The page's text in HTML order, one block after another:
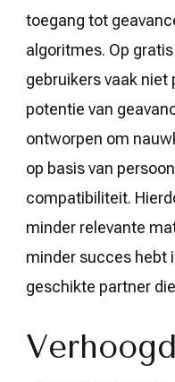
toegang tot
algoritmes. Op
gebruikers vaak niet
potentie van
ontworpen om
op basis van
compatibiliteit.
minder relevante
minder succes hebt
geschikte partner